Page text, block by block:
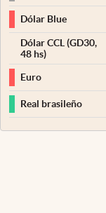
Dólar Blue
Dólar CCL (GD30,
48 hs)
Euro
Real brasileño